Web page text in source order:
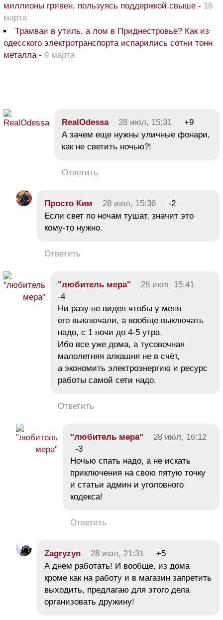
миллионы гривен, пользуясь поддержкой свыше - 16
марта
Трамваи в утиль, а лом в Приднестровье? Как из
одесского электротранспорта испарились сотни тонн
металла - 9 марта
RealOdessa 28 июл, 15:31
+9
А зачем еще нужны уличные фонари,
как не светить ночью?!
Ответить
Просто Ким 28 июл, 15:36
-2
Если свет по ночам тушат, значит это
кому-то нужно.
Ответить
"любитель мера"
28 июл, 15:41
-4
Ни разу не видел чтобы у меня
его выключали, а вообще выключать
надо, с 1 ночи до 4-5 утра.
Ибо все уже дома, а тусовочная
малолетняя алкашня не в счёт,
а экономить электроэнергию и ресурс
работы самой сети надо.
Ответить
"любитель мера"
28 июл, 16:12
-3
Ночью спать надо, а не искать
приключения на свою пятую точку
и статьи админ и уголовного
кодекса!
Ответить
Zagryzyn 28 июл, 21:31
+5
А днем работать! И вообще, из дома
кроме как на работу и в магазин запретить
выходить, предлагаю для этого дела
организовать дружину!